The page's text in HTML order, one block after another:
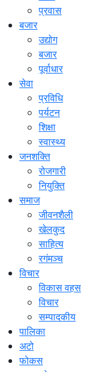
प्रवास
बजार
उद्योग
बजार
पूर्वाधार
सेवा
प्रविधि
पर्यटन
शिक्षा
स्वास्थ्य
जनशक्ति
रोजगारी
नियुक्ति
समाज
जीवनशैली
खेलकुद
साहित्य
रगंमञ्च
विचार
विकास वहस
विचार
सम्पादकीय
पालिका
अटो
फोकस